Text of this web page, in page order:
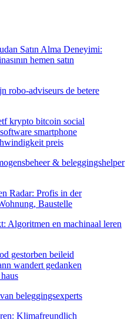
robo-adviseurs de betere
& beleggingshelper
Algoritmen en machinaal leren
beleggingsexperts